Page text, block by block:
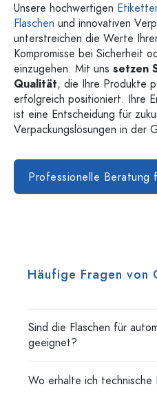
Unsere hochwertigen
Flaschen und innovativen
unterstreichen die Werte
Kompromisse bei Sicherheit
einzugehen. Mit uns setzen
Qualität, die Ihre Produkte
erfolgreich positioniert. Ihre
ist eine Entscheidung für
Verpackungslösungen in der
Professionelle Beratung
Häufige Fragen von
Sind die Flaschen für
geeignet?
Wo erhalte ich technische